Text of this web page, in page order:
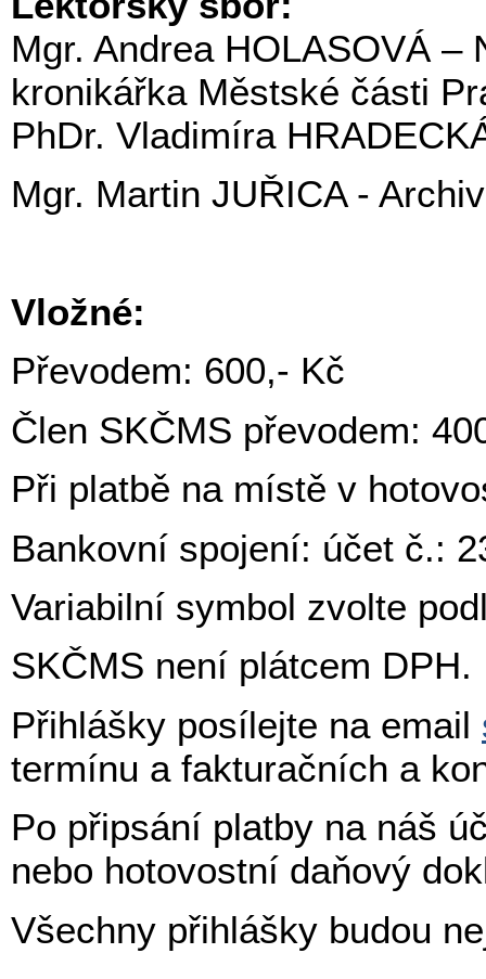
Mgr. Andrea HOLASOVÁ
kronikářka Městské části
PhDr. Vladimíra
Mgr. Martin JUŘICA -
Vložné:
Převodem: 600,- Kč
Člen SKČMS převodem:
Při platbě na místě v
Bankovní spojení: účet č.:
Variabilní symbol zvolte
SKČMS není plátcem DPH.
Přihlášky posílejte na email
termínu a fakturačních a
Po připsání platby na náš
nebo hotovostní daňový
Všechny přihlášky budou